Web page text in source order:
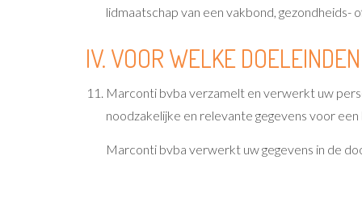
lidmaatschap van een vakbond, gezondheids-
IV. VOOR WELKE
Marconti bvba verzamelt en verwerkt uw
noodzakelijke en relevante gegevens voor
Marconti bvba verwerkt uw gegevens in de